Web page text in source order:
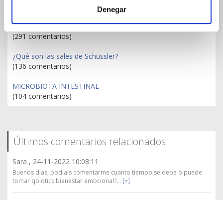
Denegar
Publicaciones más comentadas
Magnesio: No todos son iguales
(291 comentarios)
¿Qué son las sales de Schüssler?
(136 comentarios)
MICROBIOTA INTESTINAL
(104 comentarios)
Últimos comentarios relacionados
Sara , 24-11-2022 10:08:11
Buenos dias, podiais comentarme cuanto tiempo se debe o puede
tomar qbiotics bienestar emocional?... [+]